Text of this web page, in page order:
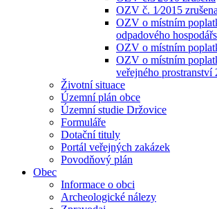
OZV č. 1⁄2015 zrušena
OZV o místním
odpadového
OZV o místním
OZV o místním
veřejného prostranství
Životní situace
Územní plán obce
Územní studie Držovice
Formuláře
Dotační tituly
Portál veřejných zakázek
Povodňový plán
Obec
Informace o obci
Archeologické nálezy